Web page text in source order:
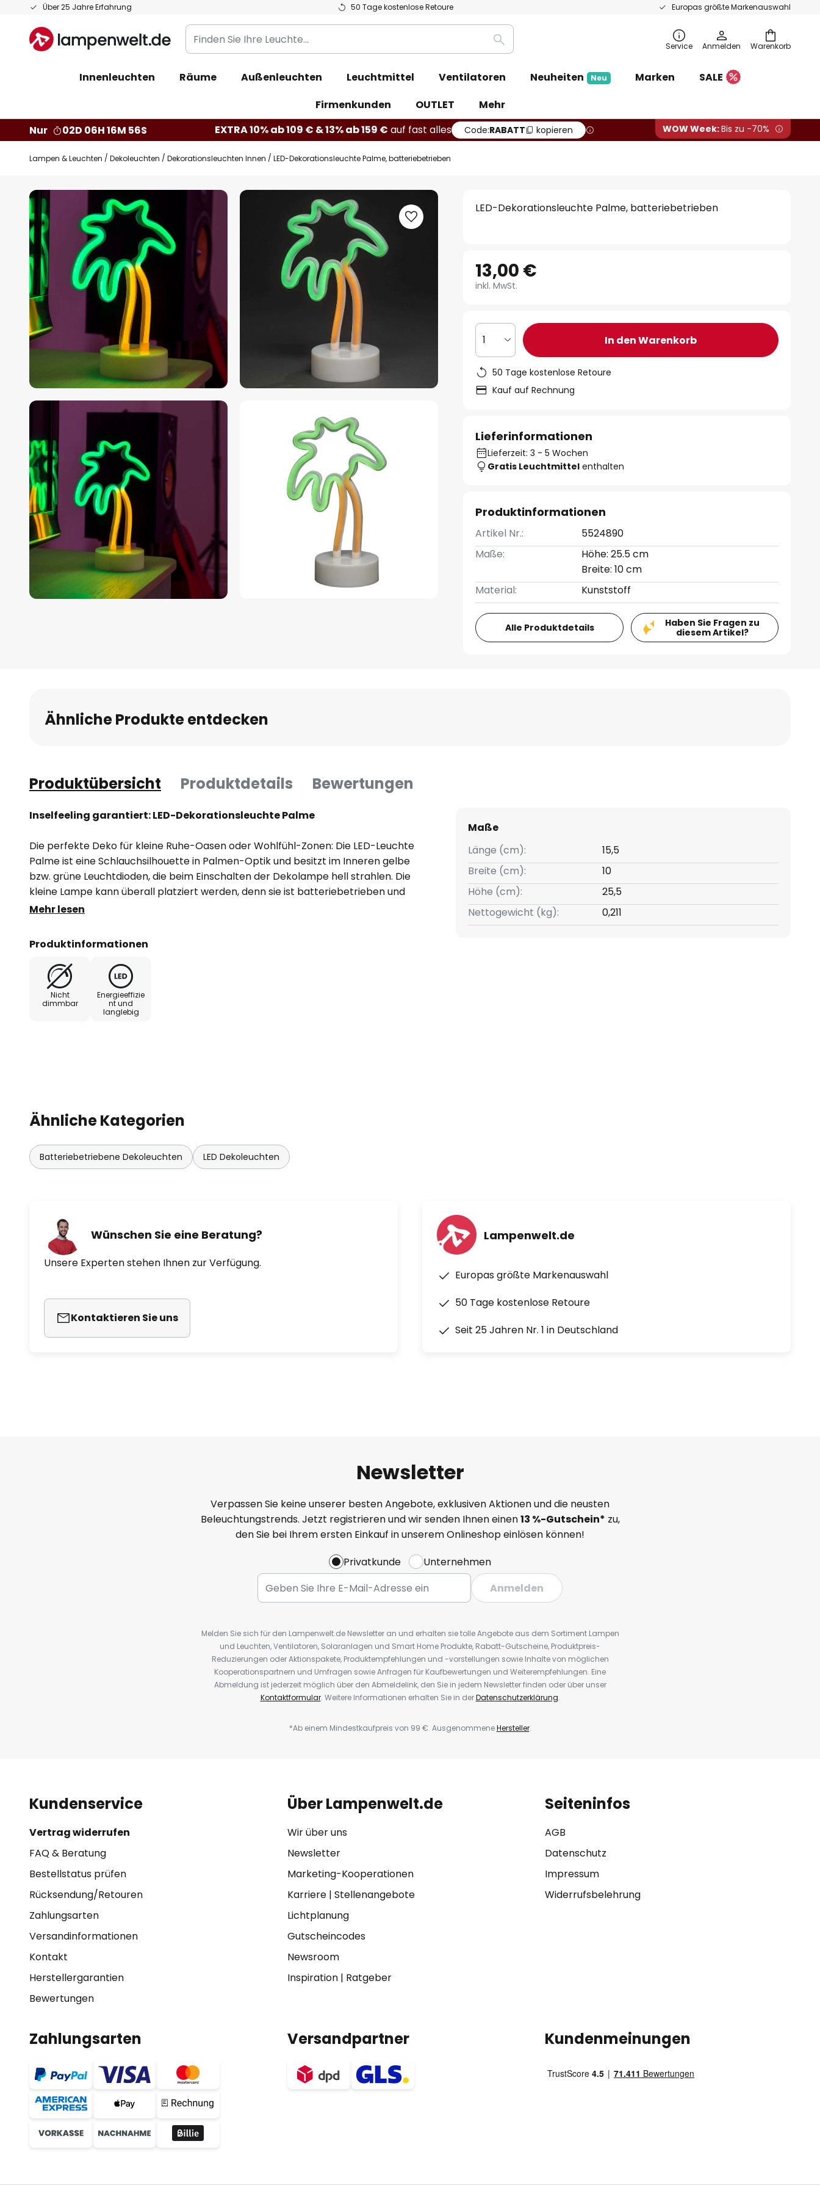
Über 25 Jahre Erfahrung 50 Tage kostenlose Retoure Europas größte Markenauswahl
Zum
springen
Warenkorb
Finden
Sie
Leuchte...
Suche Service Anmelden
Innenleuchten Räume Außenleuchten Leuchtmittel Ventilatoren Neuheiten Neu Marken
SALE
Firmenkunden
OUTLET
Mehr
Nur
02D 06H 16M 55S EXTRA 10% ab 109 € & 13% ab 159 € auf fast alles Code:RABATT kopieren WOW Week:Bis zu -70%
Lampen & Leuchten Dekoleuchten Dekorationsleuchten Innen LED-Dekorationsleuchte Palme, batteriebetrieben
Zum
Ende
der
Bildgalerie
springen
LED-Dekorationsleuchte Palme, batteriebetrieben
13,00 €
inkl. MwSt.
1 In den Warenkorb
50 Tage kostenlose Retoure
Kauf auf Rechnung
Lieferinformationen
Lieferzeit: 3 - 5 Wochen
Gratis Leuchtmittel enthalten
Produktinformationen
Artikel Nr.:
5524890
Maße:
Höhe: 25.5 cm
Breite: 10 cm
Material:
Kunststoff
Alle Produktdetails
Haben Sie Fragen zu
diesem Artikel?
Ähnliche Produkte entdecken
Produktübersicht Produktdetails Bewertungen
Inselfeeling garantiert: LED-Dekorationsleuchte Palme
Die perfekte Deko für kleine Ruhe-Oasen oder Wohlfühl-Zonen: Die LED-Leuchte
Palme ist eine Schlauchsilhouette in Palmen-Optik und besitzt im Inneren gelbe
bzw. grüne Leuchtdioden, die beim Einschalten der Dekolampe hell strahlen. Die
kleine Lampe kann überall platziert werden, denn sie ist batteriebetrieben und
zudem mit einem 6-Stunden-Timer ausgestattet. So ist sie perfekt geeignet für
Blickfang auf Kommoden oder Sideboards.
Mehr lesen
Produktinformationen
Nicht
dimmbar
Energieeffizie
nt und
langlebig
Maße
Länge (cm):
15,5
Breite (cm):
10
Höhe (cm):
25,5
Nettogewicht (kg):
0,211
Ähnliche Kategorien
Batteriebetriebene Dekoleuchten LED Dekoleuchten
Wünschen Sie eine Beratung?
Unsere Experten stehen Ihnen zur Verfügung.
Kontaktieren Sie uns
Lampenwelt.de
Europas größte Markenauswahl
50 Tage kostenlose Retoure
Seit 25 Jahren Nr. 1 in Deutschland
Newsletter
Verpassen Sie keine unserer besten Angebote, exklusiven Aktionen und die neusten
Beleuchtungstrends. Jetzt registrieren und wir senden Ihnen einen13 %-Gutschein* zu,
den Sie bei Ihrem ersten Einkauf in unserem Onlineshop einlösen können!
Privatkunde
Unternehmen
Anmelden
Melden Sie sich für den Lampenwelt.de Newsletter an und erhalten sie tolle Angebote aus dem Sortiment Lampen
und Leuchten, Ventilatoren, Solaranlagen und Smart Home Produkte, Rabatt-Gutscheine, Produktpreis-
Reduzierungen oder Aktionspakete, Produktempfehlungen und -vorstellungen sowie Inhalte von möglichen
Kooperationspartnern und Umfragen sowie Anfragen für Kaufbewertungen und Weiterempfehlungen. Eine
Abmeldung ist jederzeit möglich über den Abmeldelink, den Sie in jedem Newsletter finden oder über unser
Kontaktformular. Weitere Informationen erhalten Sie in derDatenschutzerklärung.
*Ab einem Mindestkaufpreis von 99 €. AusgenommeneHersteller.
Kundenservice
Vertrag widerrufen
FAQ & Beratung
Bestellstatus prüfen
Rücksendung/Retouren
Zahlungsarten
Versandinformationen
Kontakt
Herstellergarantien
Bewertungen
Über Lampenwelt.de
Wir über uns
Newsletter
Marketing-Kooperationen
Karriere| Stellenangebote
Lichtplanung
Gutscheincodes
Newsroom
Inspiration| Ratgeber
Seiteninfos
AGB
Datenschutz
Impressum
Widerrufsbelehrung
Zahlungsarten Versandpartner Kundenmeinungen